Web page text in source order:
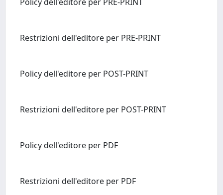
Restrizioni dell'editore per PRE-PRINT
Policy dell'editore per POST-PRINT
Restrizioni dell'editore per POST-PRINT
Policy dell'editore per PDF
Restrizioni dell'editore per PDF